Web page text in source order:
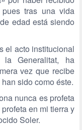
tras una vida
edad está siendo
el acto institucional
Generalitat, ha
vez que recibe
sido como éste.
nunca es profeta
en mi tierra y
Soler.